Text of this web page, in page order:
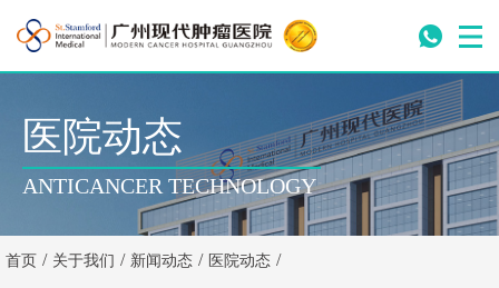
医院动态
ANTICANCER TECHNOLOGY
首页 / 关于我们 / 新闻动态 / 医院动态 /